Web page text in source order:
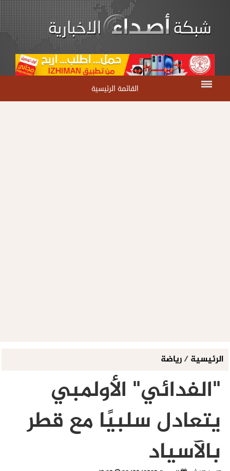
القائمة الرئيسية
الرئيسية/رياضة
"الفدائي" الأولمبي
يتعادل سلبيًا مع قطر
بالآسياد